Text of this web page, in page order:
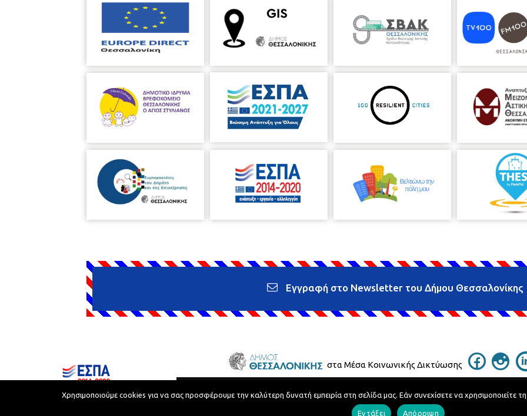
Εγγραφή στο Newsletter του Δήμου Θεσσαλονίκης
στα Μέσα Κοινωνικής Δικτύωσης
Όροι Χρήσης
Τηλεφωνικός Κατάλογος
Χρησιμοποιούμε cookies για να σας προσφέρουμε την καλύτερη δυνατή εμπειρία στη σελίδα μας. Εάν συνεχίσετε να χρησιμοποιείτε
Εντάξει Απόρριψη